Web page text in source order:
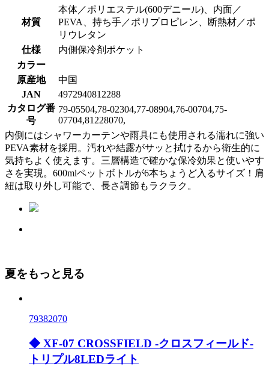
材質
本体／ポリエステル(600デニール)、内面／
PEVA、持ち手／ポリプロピレン、断熱材／ポ
リウレタン
仕様
内側保冷剤ポケット
カラー
原産地
中国
JAN
4972940812288
カタログ番
号
79-05504,78-02304,77-08904,76-00704,75-
07704,81228070,
内側にはシャワーカーテンや雨具にも使用される濡れに強い
PEVA素材を採用。汚れや結露がサッと拭けるから衛生的に
気持ちよく使えます。三層構造で確かな保冷効果と使いやす
さを実現。600mlペットボトルが6本ちょうど入るサイズ！肩
紐は取り外し可能で、長さ調節もラクラク。
夏をもっと見る
79382070
◆ XF-07 CROSSFIELD -クロスフィールド-
トリプル8LEDライト